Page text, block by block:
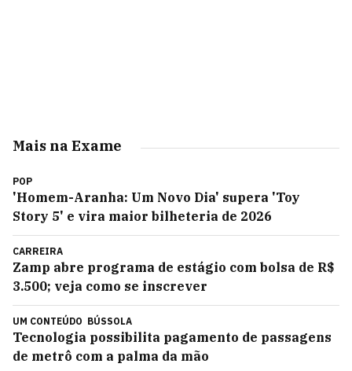
Mais na Exame
POP
'Homem-Aranha: Um Novo Dia' supera 'Toy
Story 5' e vira maior bilheteria de 2026
CARREIRA
Zamp abre programa de estágio com bolsa de R$
3.500; veja como se inscrever
UM CONTEÚDO BÚSSOLA
Tecnologia possibilita pagamento de passagens
de metrô com a palma da mão